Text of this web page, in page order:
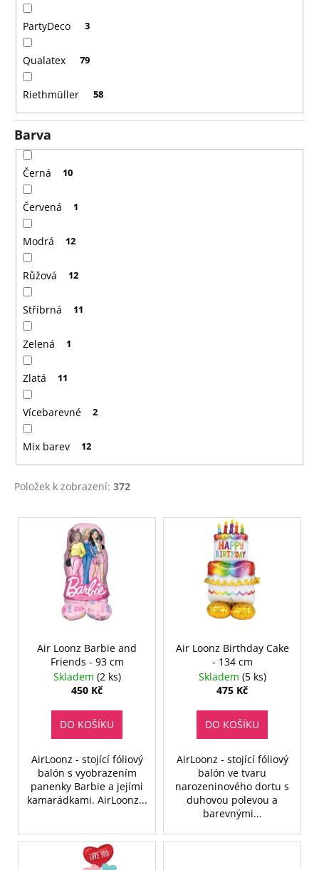
PartyDeco 3
Qualatex 79
Riethmüller 58
Barva
Černá 10
Červená 1
Modrá 12
Růžová 12
Stříbrná 11
Zelená 1
Zlatá 11
Vícebarevné 2
Mix barev 12
Položek k zobrazení: 372
V
Air Loonz Barbie and
Friends - 93 cm
Skladem (2 ks)
450 Kč
DO KOŠÍKU
AirLoonz - stojící fóliový
balón s vyobrazením
panenky Barbie a jejími
kamarádkami. AirLoonz...
Air Loonz Birthday Cake
- 134 cm
Skladem (5 ks)
475 Kč
DO KOŠÍKU
AirLoonz - stojící fóliový
balón ve tvaru
narozeninového dortu s
duhovou polevou a
barevnými...